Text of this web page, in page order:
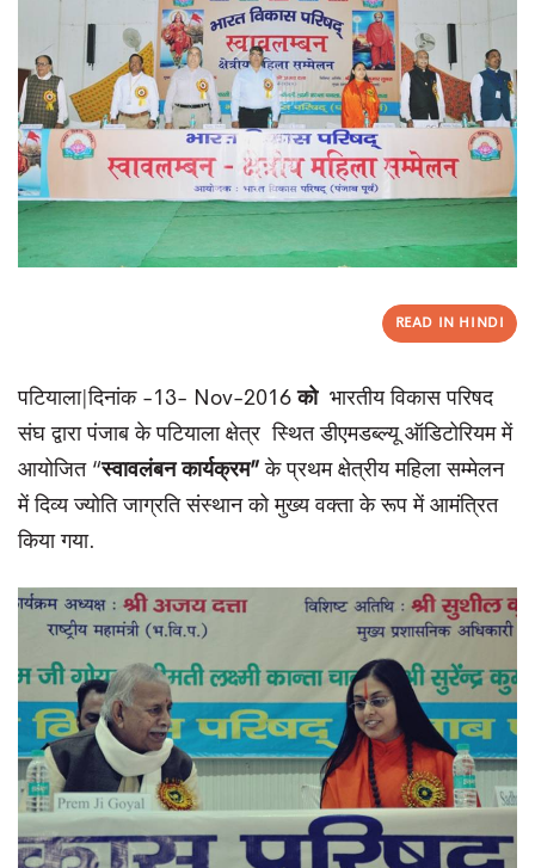
READ IN HINDI
पटियाला|दिनांक -13- Nov-2016 को भारतीय विकास परिषद
संघ द्वारा पंजाब के पटियाला क्षेत्र स्थित डीएमडब्ल्यू ऑडिटोरियम में
आयोजित “स्वावलंबन कार्यक्रम” के प्रथम क्षेत्रीय महिला सम्मेलन
में दिव्य ज्योति जाग्रति संस्थान को मुख्य वक्ता के रूप में आमंत्रित
किया गया.